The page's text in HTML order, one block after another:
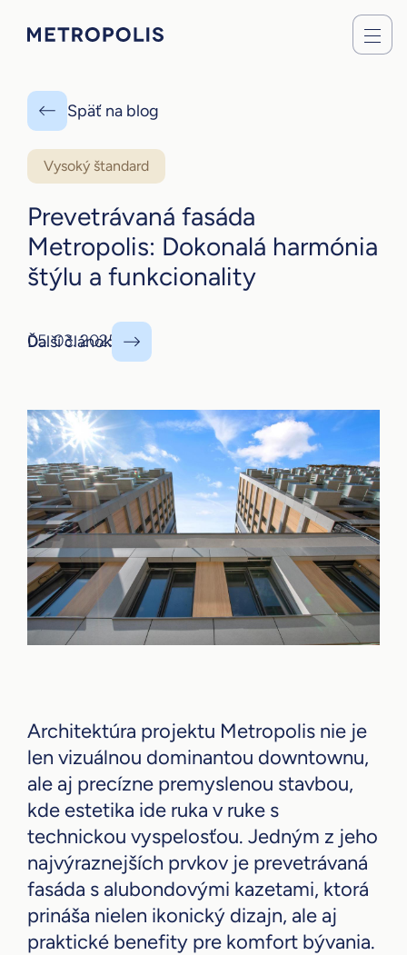
Vysoký štandard
Prevetrávaná fasáda
Metropolis: Dokonalá harmónia
štýlu a funkcionality
05. 03. 2025
Späť na blog
Ďalší článok
Architektúra projektu Metropolis nie je
len vizuálnou dominantou downtownu,
ale aj precízne premyslenou stavbou,
kde estetika ide ruka v ruke s
technickou vyspelosťou. Jedným z jeho
najvýraznejších prvkov je prevetrávaná
fasáda s alubondovými kazetami, ktorá
prináša nielen ikonický dizajn, ale aj
praktické benefity pre komfort bývania.